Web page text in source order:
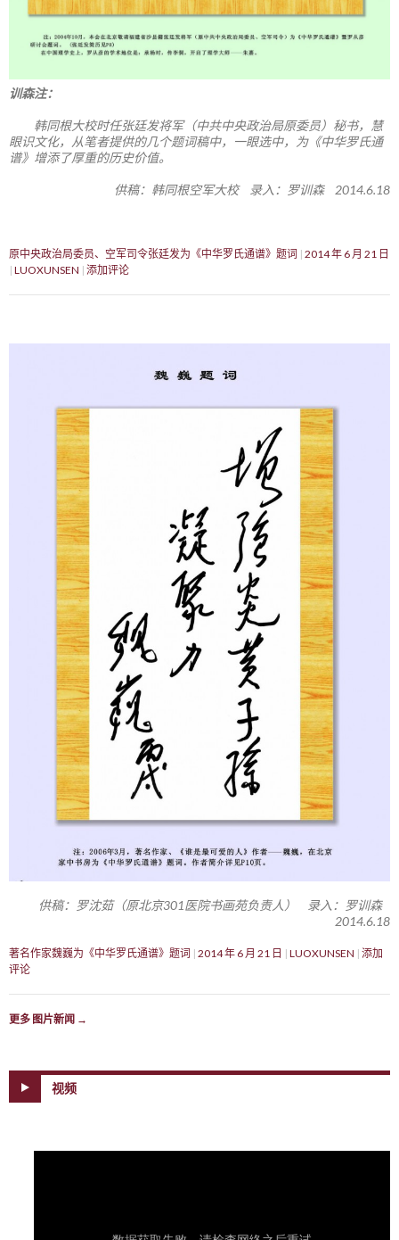
训森注：
韩同根大校时任张廷发将军（中共中央政治局原委员）秘书，慧
眼识文化，从笔者提供的几个题词稿中，一眼选中，为《中华罗氏通
谱》增添了厚重的历史价值。
供稿：韩同根空军大校 录入：罗训森 2014.6.18
原中央政治局委员、空军司令张廷发为《中华罗氏通谱》题词 2014 年 6 月 21 日
LUOXUNSEN 添加评论
供稿：罗沈茹（原北京301医院书画苑负责人） 录入：罗训森
2014.6.18
著名作家魏巍为《中华罗氏通谱》题词 2014 年 6 月 21 日 LUOXUNSEN 添加
评论
更多 图片新闻 →
视频